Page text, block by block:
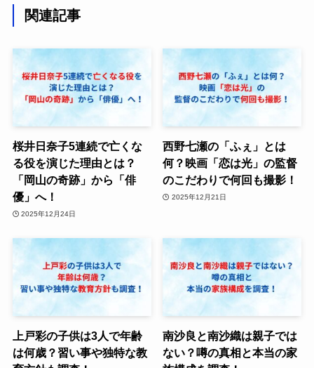
関連記事
桜井日奈子5連続で亡くな
る役を演じた理由とは？
「岡山の奇跡」から「俳
優」へ！
2025年12月24日
西野七瀬の「ふぇ」とは
何？映画「恋は光」の監督
のこだわりで何回も撮影！
2025年12月21日
上戸彩の子供は3人で年齢
は何歳？習い事や独特な教
南沙良と南沙織は親子では
ない？噂の真相と本当の家